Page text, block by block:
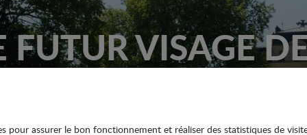
pour assurer le bon fonctionnement et réaliser des statistiques de
VISAGE